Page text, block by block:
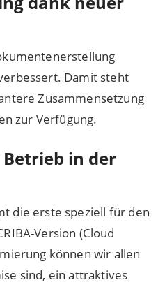
Damit steht
Zusammensetzung
zur Verfügung.
in der
die erste speziell für den
Version (Cloud
können wir allen
sind, ein attraktives